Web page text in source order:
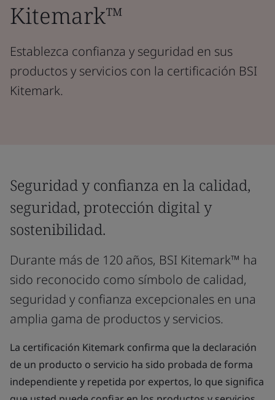
Kitemark™
Establezca confianza y seguridad en sus
productos y servicios con la certificación BSI
Kitemark.
Seguridad y confianza en la calidad,
seguridad, protección digital y
sostenibilidad.
Durante más de 120 años, BSI Kitemark™ ha
sido reconocido como símbolo de calidad,
seguridad y confianza excepcionales en una
amplia gama de productos y servicios.
La certificación Kitemark confirma que la declaración
de un producto o servicio ha sido probada de forma
independiente y repetida por expertos, lo que significa